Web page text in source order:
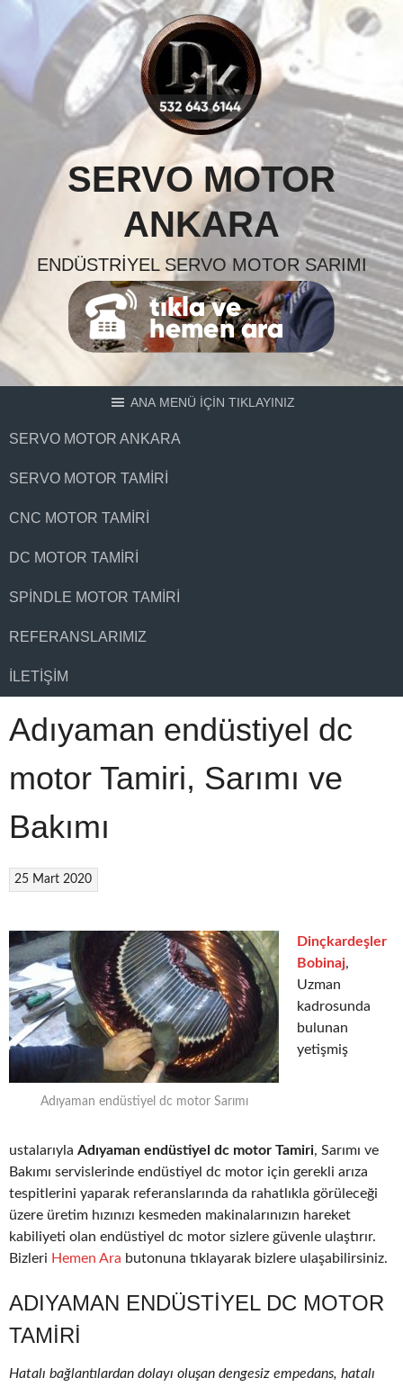
Skip
content
SERVO MOTOR
ANKARA
ENDÜSTRIYEL SERVO MOTOR SARIMI
ANA MENÜ İÇİN TIKLAYINIZ
SERVO MOTOR ANKARA
SERVO MOTOR TAMIRI
CNC MOTOR TAMIRI
DC MOTOR TAMIRI
SPINDLE MOTOR TAMIRI
REFERANSLARIMIZ
İLETIŞIM
Adıyaman endüstiyel dc
motor Tamiri, Sarımı ve
Bakımı
25 Mart 2020
Adıyaman endüstiyel dc motor Sarımı
Dinçkardeşler
Bobinaj,
Uzman
kadrosunda
bulunan
yetişmiş
ustalarıyla Adıyaman endüstiyel dc motor Tamiri, Sarımı ve
Bakımı servislerinde endüstiyel dc motor için gerekli arıza
tespitlerini yaparak referanslarında da rahatlıkla görüleceği
üzere üretim hızınızı kesmeden makinalarınızın hareket
kabiliyeti olan endüstiyel dc motor sizlere güvenle ulaştırır.
Bizleri Hemen Ara butonuna tıklayarak bizlere ulaşabilirsiniz.
ADIYAMAN ENDÜSTIYEL DC MOTOR
TAMIRI
Hatalı bağlantılardan dolayı oluşan dengesiz empedans, hatalı